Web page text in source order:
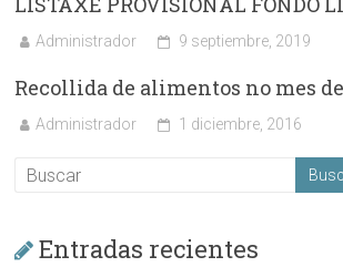
Administrador 9 septiembre, 2019
Recollida de alimentos no mes
Administrador 1 diciembre, 2016
Entradas recientes